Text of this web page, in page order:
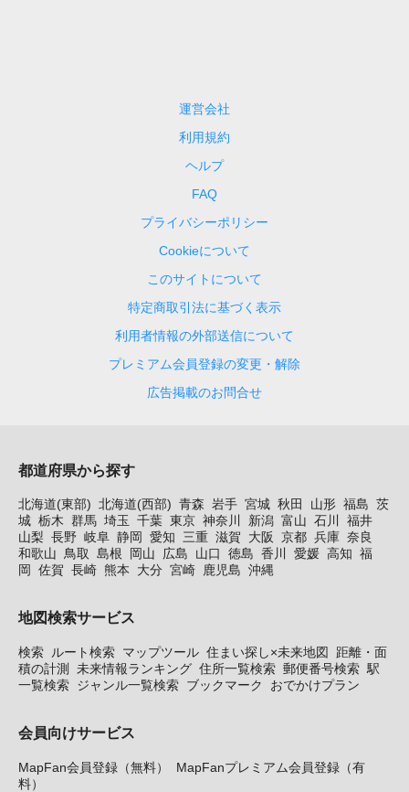
運営会社
利用規約
ヘルプ
FAQ
プライバシーポリシー
Cookieについて
このサイトについて
特定商取引法に基づく表示
利用者情報の外部送信について
プレミアム会員登録の変更・解除
広告掲載のお問合せ
都道府県から探す
北海道(東部) 北海道(西部) 青森 岩手 宮城 秋田 山形 福島 茨
城 栃木 群馬 埼玉 千葉 東京 神奈川 新潟 富山 石川
福井
山梨 長野 岐阜 静岡 愛知 三重 滋賀 大阪 京都 兵庫 奈良
和歌山
鳥取 島根 岡山 広島 山口 徳島 香川 愛媛 高知 福
岡
佐賀 長崎 熊本 大分 宮崎 鹿児島 沖縄
地図検索サービス
検索 ルート検索 マップツール 住まい探し×未来地図
距離・面
積の計測
未来情報ランキング 住所一覧検索 郵便番号検索 駅
一覧検索 ジャンル一覧検索 ブックマーク おでかけプラン
会員向けサービス
MapFan会員登録（無料）
MapFanプレミアム会員登録（有
料）